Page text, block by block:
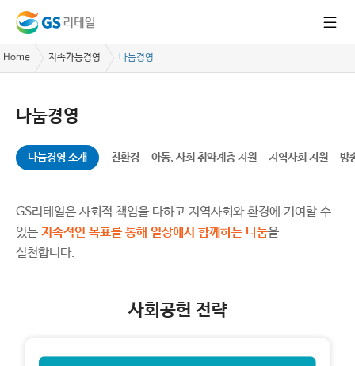
Home 지속가능경영 나눔경영
나눔경영
나눔경영 소개 친환경 아동, 사회 취약계층 지원 지역사회 지원 방
GS리테일은 사회적 책임을 다하고 지역사회와 환경에 기여할 수
있는 지속적인 목표를 통해 일상에서 함께하는 나눔을
실천합니다.
사회공헌 전략